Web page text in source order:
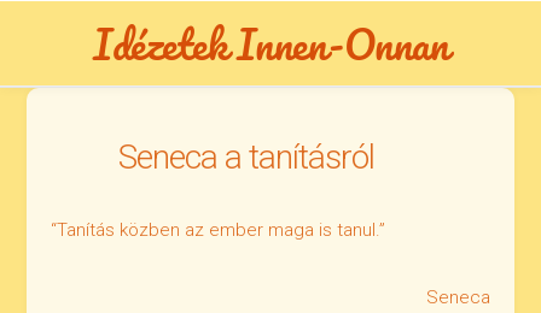
Idézetek Innen-Onnan
Seneca a tanításról
“Tanítás közben az ember maga is tanul.”
Seneca